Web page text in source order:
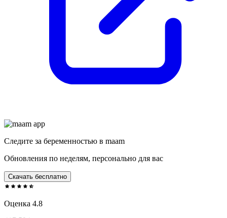
Следите за беременностью в maam
Обновления по неделям, персонально для вас
Скачать бесплатно
Оценка 4.8